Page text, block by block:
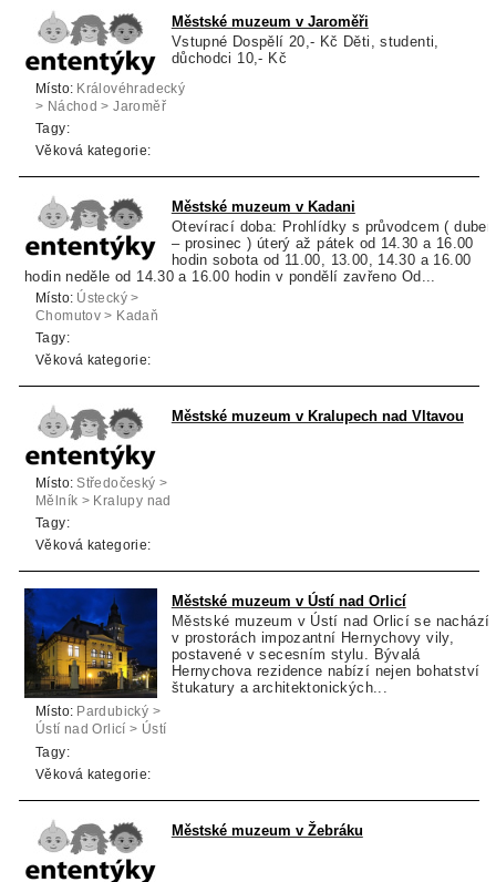
Městské muzeum v Jaroměři
Vstupné Dospělí 20,- Kč Děti, studenti,
důchodci 10,- Kč
Místo: Královéhradecký
> Náchod > Jaroměř
Tagy:
Věková kategorie:
Městské muzeum v Kadani
Otevírací doba: Prohlídky s průvodcem ( duben
– prosinec ) úterý až pátek od 14.30 a 16.00
hodin sobota od 11.00, 13.00, 14.30 a 16.00
hodin neděle od 14.30 a 16.00 hodin v pondělí zavřeno Od...
Místo: Ústecký >
Chomutov > Kadaň
Tagy:
Věková kategorie:
Městské muzeum v Kralupech nad Vltavou
Místo: Středočeský >
Mělník > Kralupy nad
Vltavou
Tagy:
Věková kategorie:
Městské muzeum v Ústí nad Orlicí
Městské muzeum v Ústí nad Orlicí se nachází
v prostorách impozantní Hernychovy vily,
postavené v secesním stylu. Bývalá
Hernychova rezidence nabízí nejen bohatství
štukatury a architektonických...
Místo: Pardubický >
Ústí nad Orlicí > Ústí
nad Orlicí
Tagy:
Věková kategorie:
Městské muzeum v Žebráku